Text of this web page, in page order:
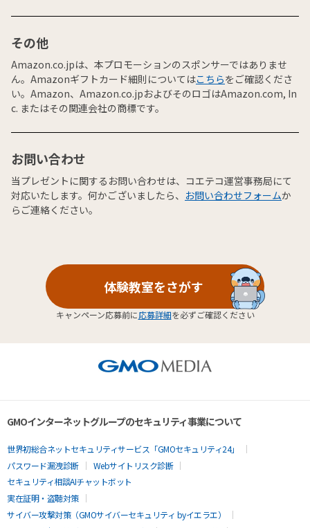
その他
Amazon.co.jpは、本プロモーションのスポンサーではありませ
ん。Amazonギフトカード細則についてはこちらをご確認くださ
い。Amazon、Amazon.co.jpおよびそのロゴはAmazon.com, In
c. またはその関連会社の商標です。
お問い合わせ
当プレゼントに関するお問い合わせは、コエテコ運営事務局にて
対応いたします。何かございましたら、 お問い合わせフォームか
らご連絡ください。
体験教室をさがす
キャンペーン応募前に応募詳細を必ずご確認ください
GMOインターネットグループのセキュリティ事業について
世界初総合ネットセキュリティサービス「GMOセキュリティ24」
パスワード漏洩診断
Webサイトリスク診断
セキュリティ相談AIチャットボット
実在証明・盗聴対策
サイバー攻撃対策（GMOサイバーセキュリティ byイエラエ）